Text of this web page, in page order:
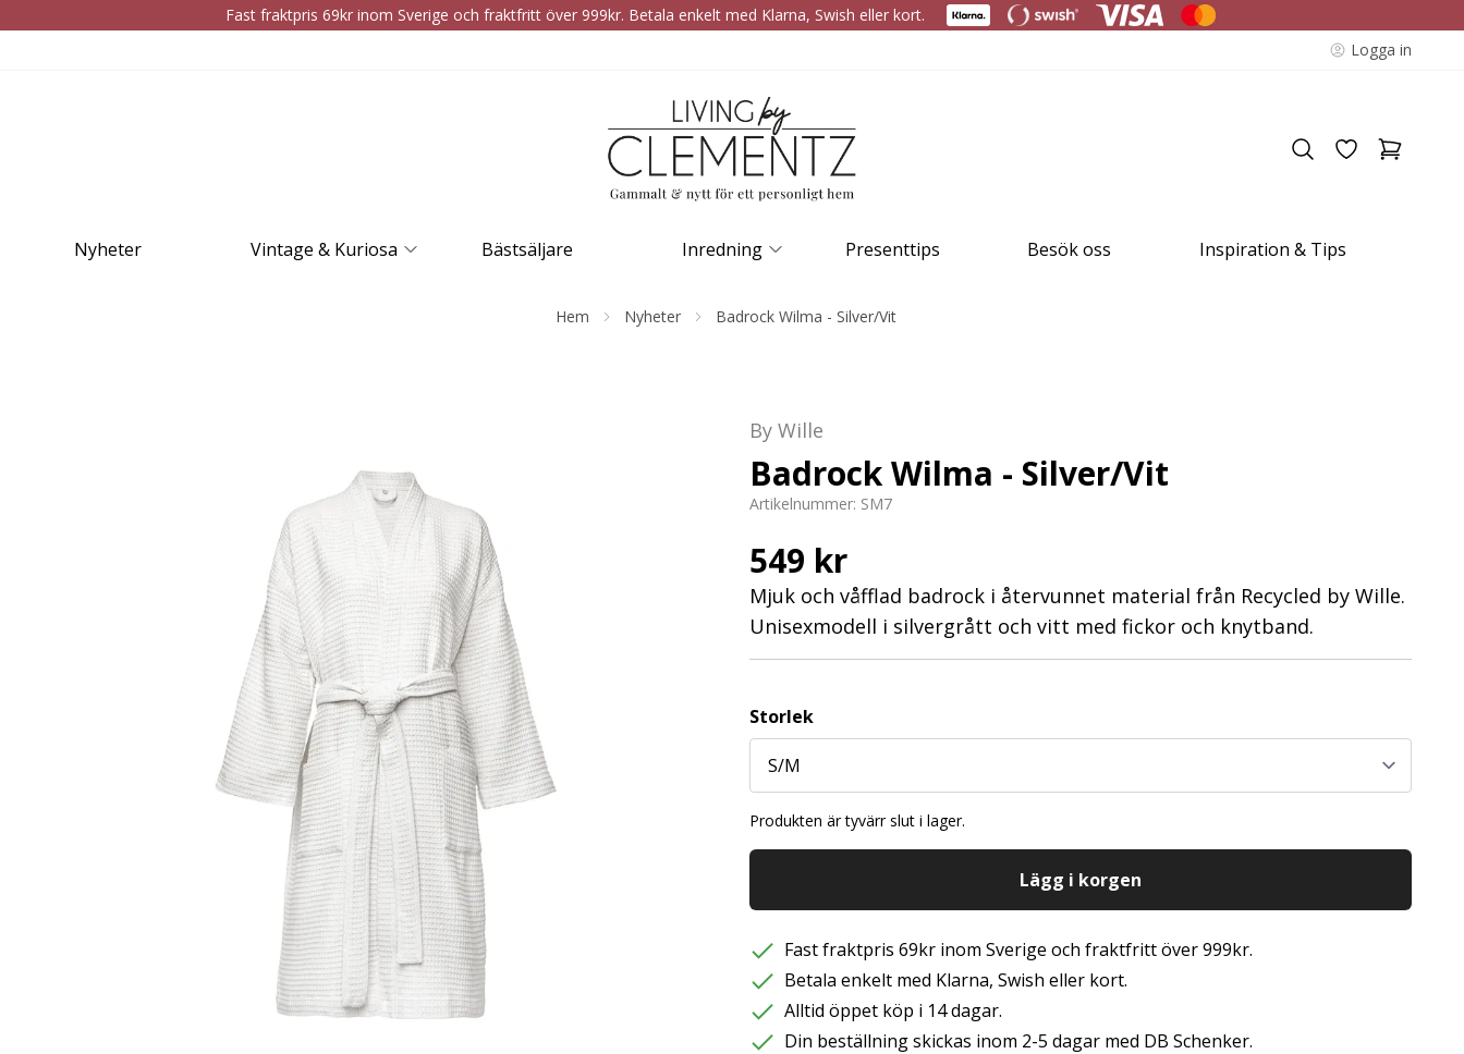
Fast fraktpris 69kr inom Sverige och fraktfritt över 999kr. Betala enkelt med Klarna, Swish eller kort.
Logga in
Nyheter Vintage & Kuriosa Bästsäljare Inredning Presenttips Besök oss Inspiration & Tips
Hem Nyheter Badrock Wilma - Silver/Vit
By Wille
Badrock Wilma - Silver/Vit
Artikelnummer: SM7
549 kr
Mjuk och våfflad badrock i återvunnet material från Recycled by Wille.
Unisexmodell i silvergrått och vitt med fickor och knytband.
Storlek
Produkten är tyvärr slut i lager.
Lägg i korgen
Fast fraktpris 69kr inom Sverige och fraktfritt över 999kr.
Betala enkelt med Klarna, Swish eller kort.
Alltid öppet köp i 14 dagar.
Din beställning skickas inom 2-5 dagar med DB Schenker.